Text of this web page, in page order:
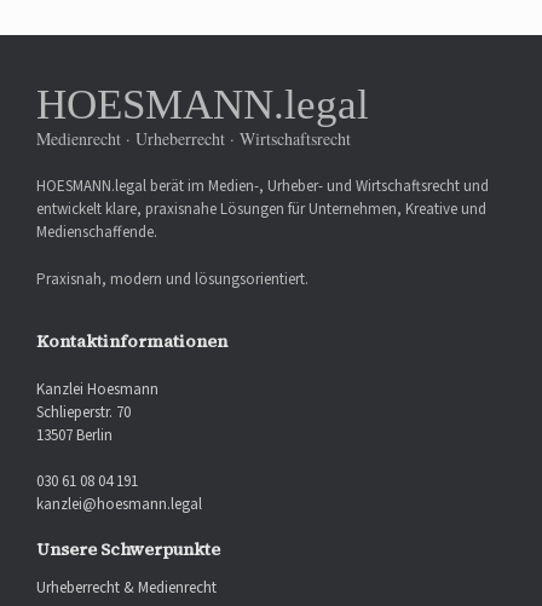
HOESMANN.legal
Medienrecht · Urheberrecht · Wirtschaftsrecht
HOESMANN.legal berät im Medien-, Urheber- und Wirtschaftsrecht und
entwickelt klare, praxisnahe Lösungen für Unternehmen, Kreative und
Medienschaffende.
Praxisnah, modern und lösungsorientiert.
Kontaktinformationen
Kanzlei Hoesmann
Schlieperstr. 70
13507 Berlin
030 61 08 04 191
kanzlei@hoesmann.legal
Unsere Schwerpunkte
Urheberrecht & Medienrecht